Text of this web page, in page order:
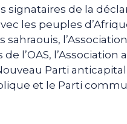
signataires de la
les peuples
sahraouis,
l’OAS,
Parti
et le Parti